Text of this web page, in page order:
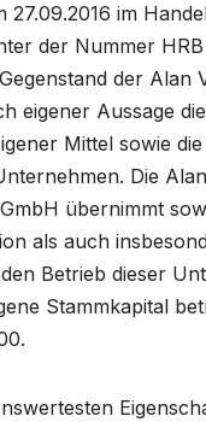
27.09.2016 im
der Nummer HRB
der Alan
eigener Aussage die
Mittel sowie
Die Alan
übernimmt
als auch
Betrieb dieser
Stammkapital